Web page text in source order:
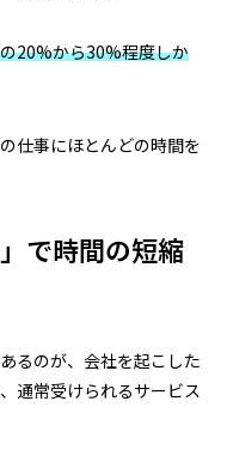
20%から30%程度しか
仕事にほとんどの時間を
で時間の短縮
るのが、会社を起こした
通常受けられるサービス